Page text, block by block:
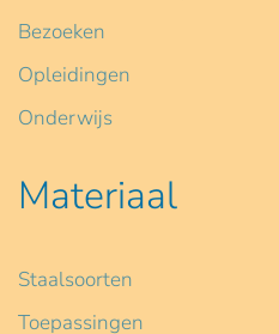
Bezoeken
Opleidingen
Onderwijs
Materiaal
Staalsoorten
Toepassingen